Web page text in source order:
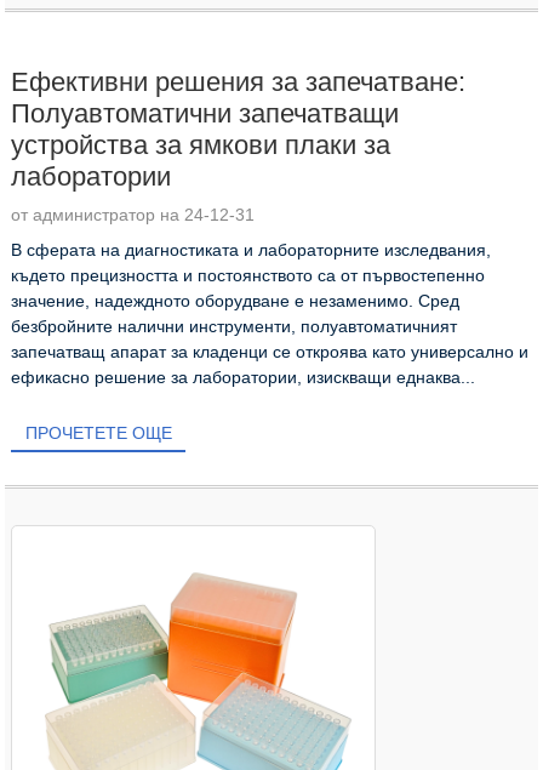
Ефективни решения за запечатване:
Полуавтоматични запечатващи
устройства за ямкови плаки за
лаборатории
от администратор на 24-12-31
В сферата на диагностиката и лабораторните изследвания,
където прецизността и постоянството са от първостепенно
значение, надеждното оборудване е незаменимо. Сред
безбройните налични инструменти, полуавтоматичният
запечатващ апарат за кладенци се откроява като универсално и
ефикасно решение за лаборатории, изискващи еднаква...
ПРОЧЕТЕТЕ ОЩЕ